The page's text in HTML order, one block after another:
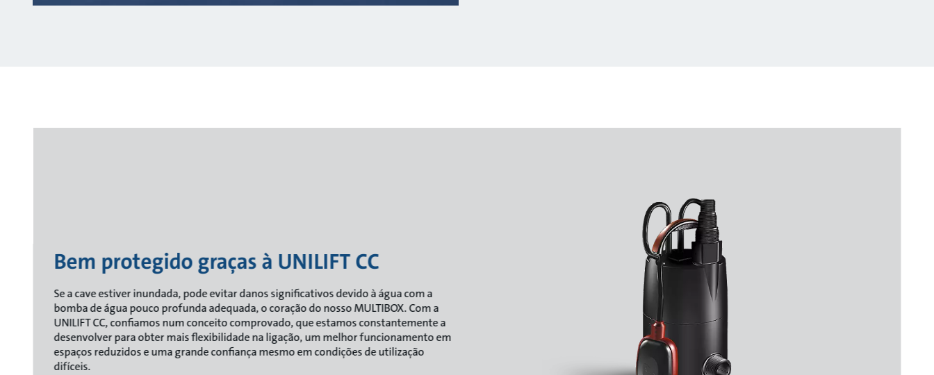
Bem protegido graças à UNILIFT CC
Se a cave estiver inundada, pode evitar danos significativos devido à água com a
bomba de água pouco profunda adequada, o coração do nosso MULTIBOX. Com a
UNILIFT CC, confiamos num conceito comprovado, que estamos constantemente a
desenvolver para obter mais flexibilidade na ligação, um melhor funcionamento em
espaços reduzidos e uma grande confiança mesmo em condições de utilização
difíceis.